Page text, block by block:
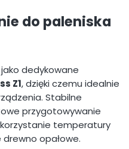
do paleniska
dedykowane
Z1, dzięki czemu idealnie
Stabilne
przygotowywanie
temperatury
opałowe.